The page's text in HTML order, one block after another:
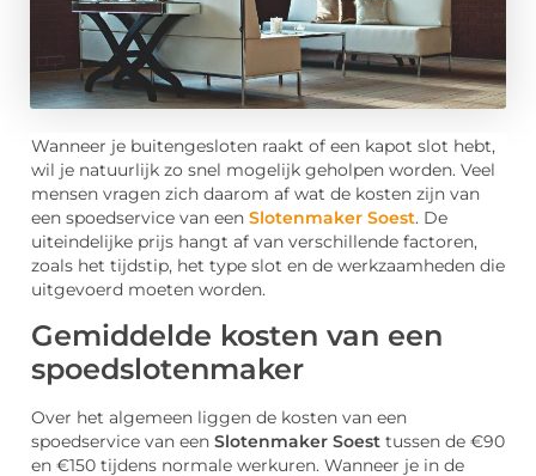
Wanneer je buitengesloten raakt of een kapot slot hebt,
wil je natuurlijk zo snel mogelijk geholpen worden. Veel
mensen vragen zich daarom af wat de kosten zijn van
een spoedservice van een Slotenmaker Soest. De
uiteindelijke prijs hangt af van verschillende factoren,
zoals het tijdstip, het type slot en de werkzaamheden die
uitgevoerd moeten worden.
Gemiddelde kosten van een
spoedslotenmaker
Over het algemeen liggen de kosten van een
spoedservice van een Slotenmaker Soest tussen de €90
en €150 tijdens normale werkuren. Wanneer je in de